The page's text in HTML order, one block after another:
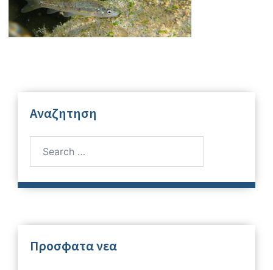
Αναζητηση
Προσφατα νεα